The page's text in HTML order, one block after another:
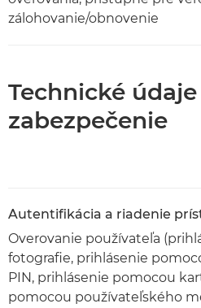
zálohovanie/obnovenie
Technické
zabezpečenie
Autentifikácia a riadenie
Overovanie používateľa
fotografie, prihlásenie
PIN, prihlásenie pomocou
pomocou používateľského